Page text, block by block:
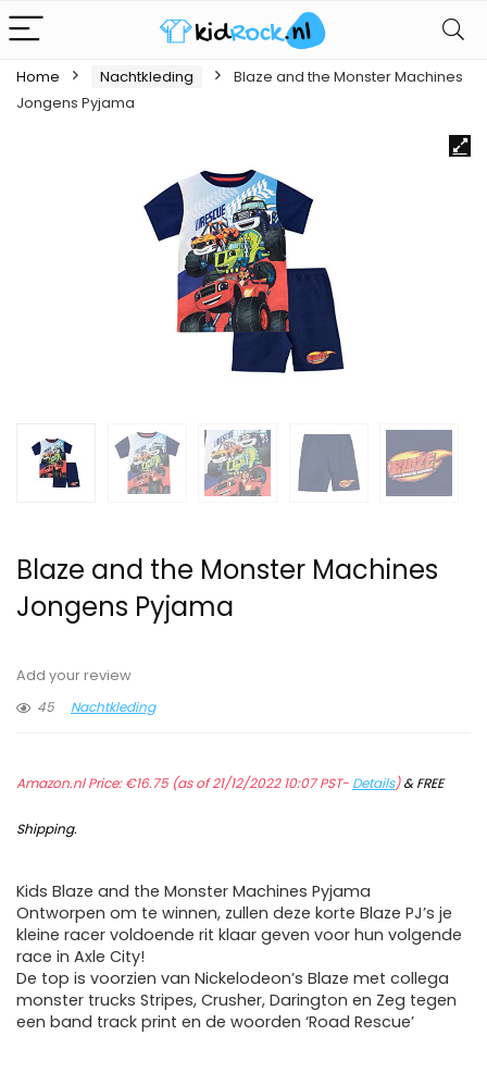
Home Nachtkleding
Blaze and the Monster Machines
Jongens Pyjama
Blaze and the Monster Machines
Jongens Pyjama
Add your review
45
Nachtkleding
Amazon.nl Price:€16.75(as of 21/12/2022 10:07 PST- Details)&FREE
Shipping.
Kids Blaze and the Monster Machines Pyjama
Ontworpen om te winnen, zullen deze korte Blaze PJ’s je
kleine racer voldoende rit klaar geven voor hun volgende
race in Axle City!
De top is voorzien van Nickelodeon’s Blaze met collega
monster trucks Stripes, Crusher, Darington en Zeg tegen
een band track print en de woorden ‘Road Rescue’